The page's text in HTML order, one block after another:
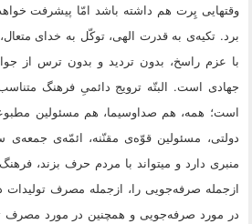
وقتهایى پِرت هم داشته باشد امّا پیشرفت
برد. تکیه‌ى به قدرت الهى، توکّل به خداى متعال،
با عزم راسخ، بدون تردید و بدون ترس از
جهادى است. البتّه ترویج دائمىِ فرهنگ
است؛ همه، هم صداوسیما، هم مسئولین
دولتى، مسئولین قوّه‌ى مقنّنه، ائمّه‌ى
منبرى دارد و میتواند با مردم حرف بزند،
ازجمله صرفه‌جویى را، ازجمله مصرف تولیدات
در مورد صرفه‌جویى و همچنین در مورد مصرف